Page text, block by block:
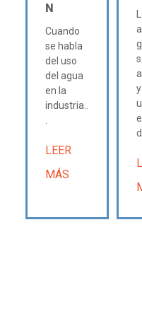
N
Cuando
se habla
del uso
del agua
en la
industria..
.
LEER
MÁS